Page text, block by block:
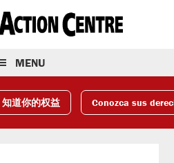
MENU
知道你的权益 Conozca sus